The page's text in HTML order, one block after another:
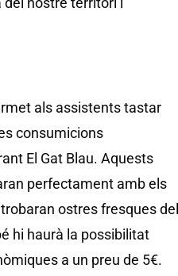
als assistents tastar
consumicions
El Gat Blau. Aquests
perfectament amb els
ostres fresques del
hi haurà la possibilitat
a un preu de 5€.